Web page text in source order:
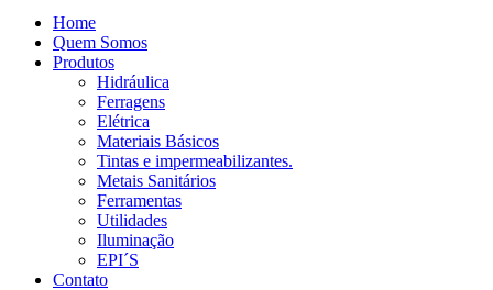
Home
Quem Somos
Produtos
Hidráulica
Ferragens
Elétrica
Materiais Básicos
Tintas e impermeabilizantes.
Metais Sanitários
Ferramentas
Utilidades
Iluminação
EPI´S
Contato